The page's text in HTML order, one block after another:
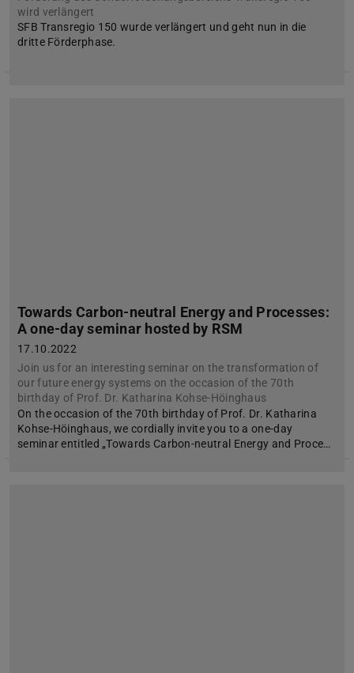
wird verlängert
SFB Transregio 150 wurde verlängert und geht nun in die
dritte Förderphase.
Towards Carbon-neutral Energy and Processes:
A one-day seminar hosted by RSM
17.10.2022
Join us for an interesting seminar on the transformation of
our future energy systems on the occasion of the 70th
birthday of Prof. Dr. Katharina Kohse-Höinghaus
On the occasion of the 70th birthday of Prof. Dr. Katharina
Kohse-Höinghaus, we cordially invite you to a one-day
seminar entitled „Towards Carbon-neutral Energy and Proce…